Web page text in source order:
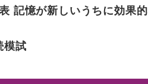
記憶が新しいうちに効果
模試